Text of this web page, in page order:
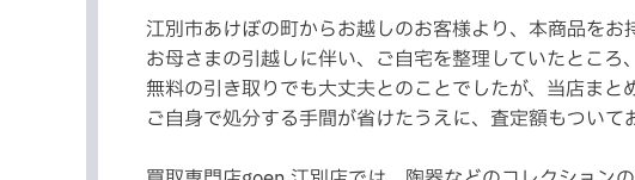
江別市あけぼの町からお越しのお客様より、本商品を
お母さまの引越しに伴い、ご自宅を整理していたところ
無料の引き取りでも大丈夫とのことでしたが、当店ま
ご自身で処分する手間が省けたうえに、査定額もついて